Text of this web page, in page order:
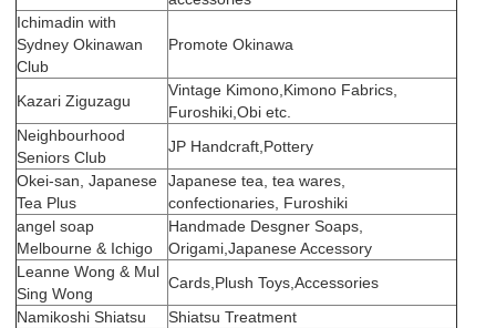
Ichimadin with
Sydney Okinawan
Club
Promote Okinawa
Kazari Ziguzagu
Vintage Kimono,Kimono Fabrics,
Furoshiki,Obi etc.
Neighbourhood
Seniors Club
JP Handcraft,Pottery
Okei-san, Japanese
Tea Plus
Japanese tea, tea wares,
confectionaries, Furoshiki
angel soap
Melbourne & Ichigo
Handmade Desgner Soaps,
Origami,Japanese Accessory
Leanne Wong & Mul
Sing Wong
Cards,Plush Toys,Accessories
Namikoshi Shiatsu
Shiatsu Treatment